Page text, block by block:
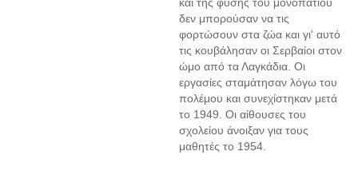
και της φύσης του μονοπατιού
δεν μπορούσαν να τις
φορτώσουν στα ζώα και γι' αυτό
τις κουβάλησαν οι Σερβαίοι στον
ώμο από τα Λαγκάδια. Οι
εργασίες σταμάτησαν λόγω του
πολέμου και συνεχίστηκαν μετά
το 1949. Οι αίθουσες του
σχολείου άνοιξαν για τους
μαθητές το 1954.